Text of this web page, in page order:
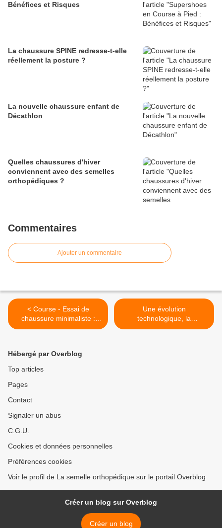
Bénéfices et Risques
La chaussure SPINE redresse-t-elle
réellement la posture ?
La nouvelle chaussure enfant de
Décathlon
Quelles chaussures d'hiver
conviennent avec des semelles
orthopédiques ?
Commentaires
Ajouter un commentaire
< Course - Essai de
chaussure minimaliste :
Inov-8 Road-X-Treme.
Une évolution
technologique, la
rééducation dynamique
Hébergé par Overblog
Top articles
Pages
Contact
Signaler un abus
C.G.U.
Cookies et données personnelles
Préférences cookies
Voir le profil de La semelle orthopédique sur le portail Overblog
Créer un blog sur Overblog
Créer un blog